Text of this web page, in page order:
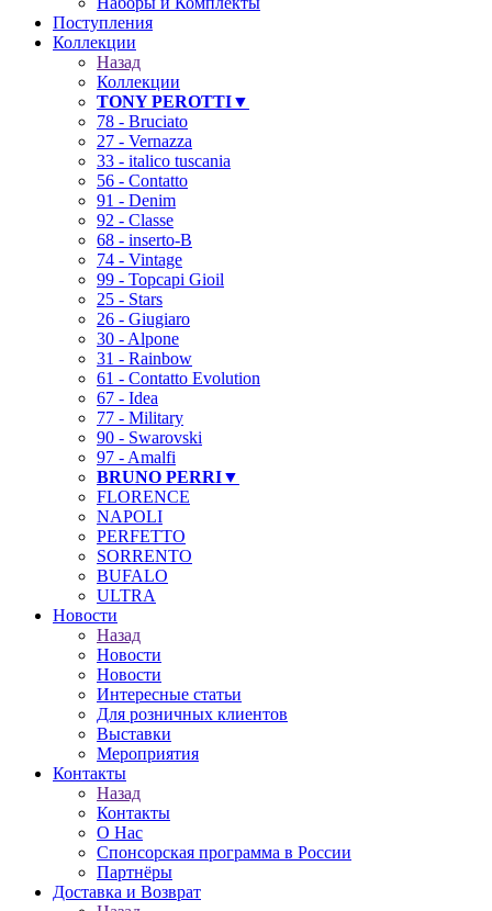
Поступления
Коллекции
Назад
Коллекции
TONY PEROTTI▼
78 - Bruciato
27 - Vernazza
33 - italico tuscania
56 - Contatto
91 - Denim
92 - Classe
68 - inserto-B
74 - Vintage
99 - Topcapi Gioil
25 - Stars
26 - Giugiaro
30 - Alpone
31 - Rainbow
61 - Contatto Evolution
67 - Idea
77 - Military
90 - Swarovski
97 - Amalfi
BRUNO PERRI▼
FLORENCE
NAPOLI
PERFETTO
SORRENTO
BUFALO
ULTRA
Новости
Назад
Новости
Новости
Интересные статьи
Для розничных клиентов
Выставки
Мероприятия
Контакты
Назад
Контакты
О Нас
Спонсорская программа в России
Партнёры
Доставка и Возврат